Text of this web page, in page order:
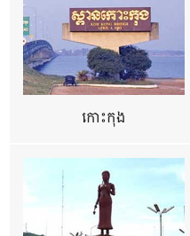
កោះកុង